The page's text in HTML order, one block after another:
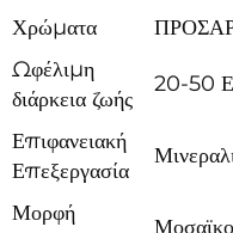
Χρώματα
Ωφέλιμη
διάρκεια ζωής
20-50
Επιφανειακή
Επεξεργασία
Μορφή